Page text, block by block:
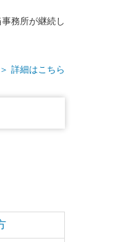
務所が継続し
＞ 詳細はこちら